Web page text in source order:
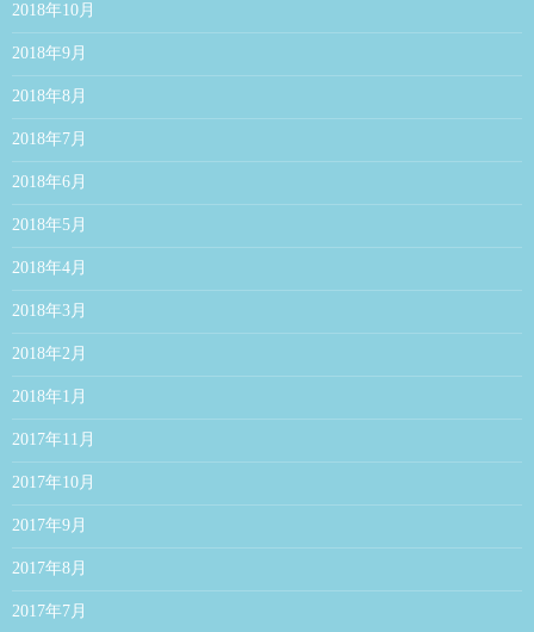
2018年10月
2018年9月
2018年8月
2018年7月
2018年6月
2018年5月
2018年4月
2018年3月
2018年2月
2018年1月
2017年11月
2017年10月
2017年9月
2017年8月
2017年7月